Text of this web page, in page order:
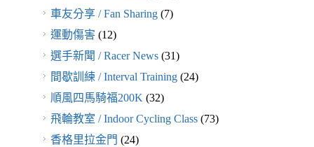
車友分享 / Fan Sharing(7)
運動傷害(12)
選手新聞 / Racer News(31)
間歇訓練 / Interval Training(24)
順風四馬騎福200K (32)
飛輪教室 / Indoor Cycling Class(73)
香格里拉金門 (24)